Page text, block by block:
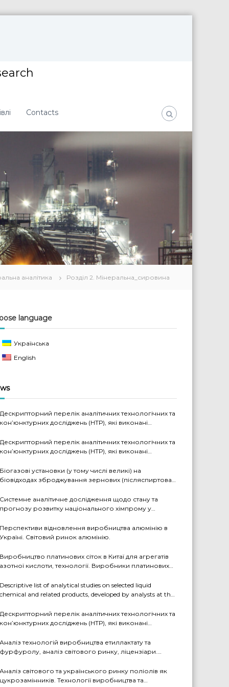
Contacts
аналітика Розділ 2. Мінеральна_сировина
language
Українська
English
Дескрипторний перелік аналітичних технологічних та
кон’юнктурних досліджень (НТР), які виконані
рр.
Дескрипторний перелік аналітичних технологічних та
кон’юнктурних досліджень (НТР), які виконані
півріччі 2026 р.
Біогазові установки (у тому числі великі) на
біовідходах зброджування зернових (післяспиртова
досвід: промислові рішення, комерціалізовані
технології, комбіновані схеми з отриманням
СО2, суха барда (DDGS), органомінеральні добрива
тощо). Перспективи комерційного впровадження цих
Системне аналітичне дослідження щодо стану та
прогнозу розвитку національного хімпрому у
декількома можливими сценаріями
Перспективи відновлення виробництва алюмінію в
Україні. Світовий ринок алюмінію.
Виробництво платинових сіток в Китаї для агрегатів
азотної кислоти, технології. Виробники платинових
Descriptive list of analytical studies on selected liquid
chemical and related products, developed by analysts at the
and Economic Information in the Chemical Industry» in
2023-2025 (EN version)
Дескрипторний перелік аналітичних технологічних та
кон’юнктурних досліджень (НТР), які виконані
рр.
Аналіз технологій виробництва етиллактату та
фурфуролу, аналіз світового ринку, ліцензіари.
Україні
Аналіз світового та українського ринку поліолів як
цукрозамінників. Технології виробництва та